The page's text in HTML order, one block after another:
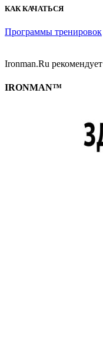
КАК КАЧАТЬСЯ
Программы тренировок
Ironman.Ru рекомендует
IRONMAN™